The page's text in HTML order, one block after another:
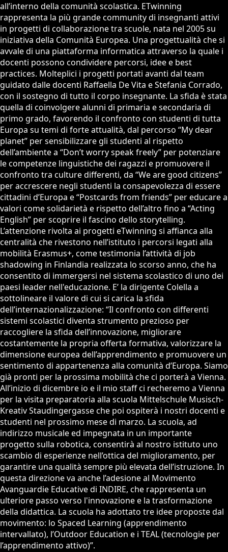
all’interno della comunità scolastica. ETwinning
rappresenta la più grande community di insegnanti attivi
in progetti di collaborazione tra scuole, nata nel 2005 su
iniziativa della Comunità Europea. Una progettualità che si
avvale di una piattaforma informatica attraverso la quale i
docenti possono condividere percorsi, idee e best
practices. Molteplici i progetti portati avanti dal team
guidato dalle docenti Raffaella De Vita e Stefania Corrado,
con il sostegno di tutto il corpo insegnante. La sfida è stata
quella di coinvolgere alunni di primaria e secondaria di
primo grado, favorendo il confronto con studenti di tutta
Europa su temi di forte attualità, dal percorso “My dear
planet” per sensibilizzare gli studenti al rispetto
dell’ambiente a “Don’t worry speak freely” per potenziare
le competenze linguistiche dei ragazzi e promuovere il
confronto tra culture differenti, da “We are good citizens”
per accrescere negli studenti la consapevolezza di essere
cittadini d’Europa e “Postcards from friends” per educare a
valori come solidarietà e rispetto dell’altro fino a “Acting
English” per scoprire il fascino dello storytelling.
L’attenzione rivolta ai progetti eTwinning si affianca alla
centralità che rivestono nell’istituto i percorsi legati alla
mobilità Erasmus+, come testimonia l’attività di job
shadowing in Finlandia realizzata lo scorso anno, che ha
consentito di immergersi nel sistema scolastico di uno dei
paesi leader nell'educazione. E’ la dirigente Colella a
sottolineare il valore di cui si carica la sfida
dell’internazionalizzazione: “Il confronto con differenti
sistemi scolastici diventa strumento prezioso per
raccogliere la sfida dell’innovazione, migliorare
costantemente la propria offerta formativa, valorizzare la
dimensione europea dell’apprendimento e promuovere un
sentimento di appartenenza alla comunità d’Europa. Siamo
già pronti per la prossima mobilità che ci porterà a Vienna.
All’inizio di dicembre io e il mio staff ci recheremo a Vienna
per la visita preparatoria alla scuola Mittelschule Musisch-
Kreativ Staudingergasse che poi ospiterà i nostri docenti e
studenti nel prossimo mese di marzo. La scuola, ad
indirizzo musicale ed impegnata in un importante
progetto sulla robotica, consentirà al nostro istituto uno
scambio di esperienze nell’ottica del miglioramento, per
garantire una qualità sempre più elevata dell’istruzione. In
questa direzione va anche l’adesione al Movimento
Avanguardie Educative di INDIRE, che rappresenta un
ulteriore passo verso l'innovazione e la trasformazione
della didattica. La scuola ha adottato tre idee proposte dal
movimento: lo Spaced Learning (apprendimento
intervallato), l’Outdoor Education e i TEAL (tecnologie per
l’apprendimento attivo)”.